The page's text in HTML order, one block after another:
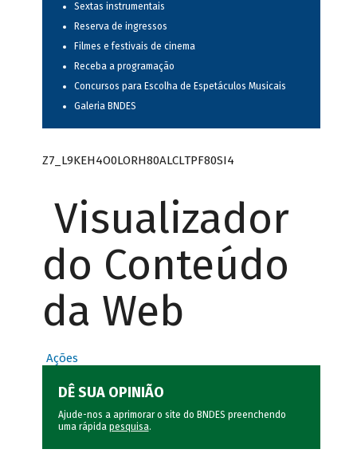
Sextas instrumentais
Reserva de ingressos
Filmes e festivais de cinema
Receba a programação
Concursos para Escolha de Espetáculos Musicais
Galeria BNDES
Z7_L9KEH4O0LORH80ALCLTPF80SI4
Visualizador
do Conteúdo
da Web
Ações
DÊ SUA OPINIÃO
Ajude-nos a aprimorar o site do BNDES preenchendo
uma rápida pesquisa.